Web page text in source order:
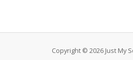
Copyright © 2026 Just My